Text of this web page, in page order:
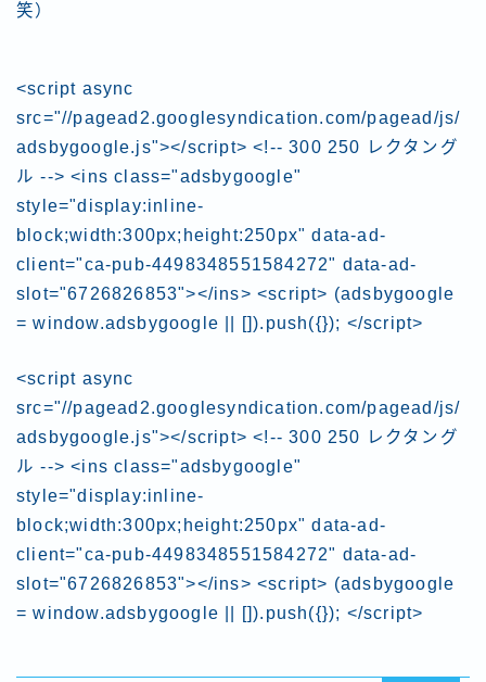
笑）
<script async
src="//pagead2.googlesyndication.com/pagead/js/
adsbygoogle.js"></script> <!-- 300 250 レクタング
ル --> <ins class="adsbygoogle"
style="display:inline-
block;width:300px;height:250px" data-ad-
client="ca-pub-4498348551584272" data-ad-
slot="6726826853"></ins> <script> (adsbygoogle
= window.adsbygoogle || []).push({}); </script>
<script async
src="//pagead2.googlesyndication.com/pagead/js/
adsbygoogle.js"></script> <!-- 300 250 レクタング
ル --> <ins class="adsbygoogle"
style="display:inline-
block;width:300px;height:250px" data-ad-
client="ca-pub-4498348551584272" data-ad-
slot="6726826853"></ins> <script> (adsbygoogle
= window.adsbygoogle || []).push({}); </script>